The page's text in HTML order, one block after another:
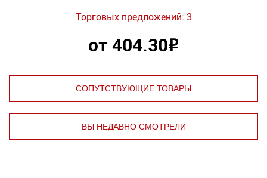
Торговых предложений: 3
от 404.30Р
СОПУТСТВУЮЩИЕ ТОВАРЫ
ВЫ НЕДАВНО СМОТРЕЛИ